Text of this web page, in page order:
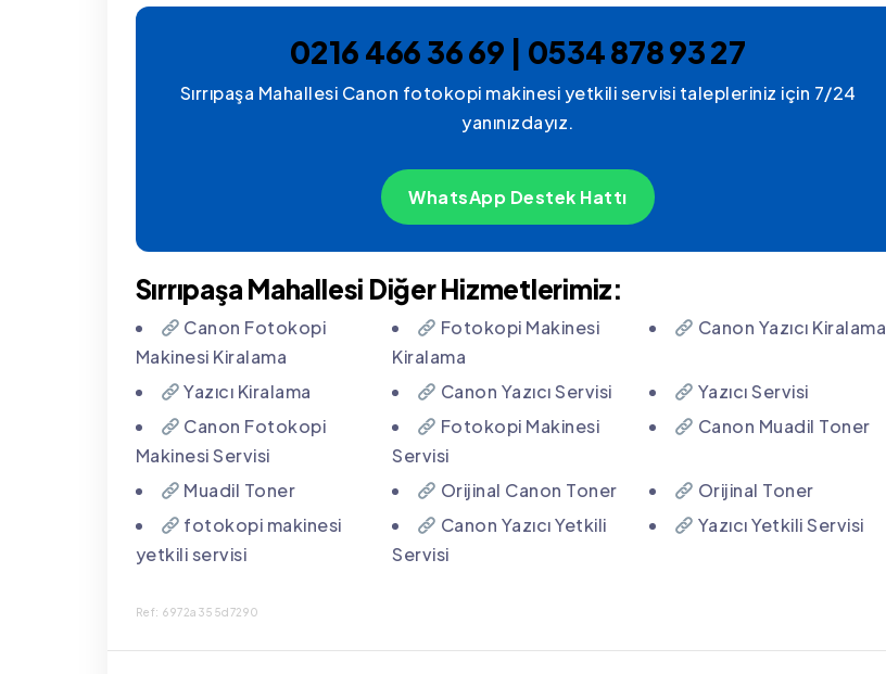
0216 466 36 69 | 0534 878 93 27
Sırrıpaşa Mahallesi Canon fotokopi makinesi yetkili servisi talepleriniz için 7/24
yanınızdayız.
WhatsApp Destek Hattı
Sırrıpaşa Mahallesi Diğer Hizmetlerimiz:
Canon Fotokopi
Makinesi Kiralama
Fotokopi Makinesi
Kiralama
Canon Yazıcı Kiralama
Yazıcı Kiralama Canon Yazıcı Servisi
Yazıcı Servisi
Canon Fotokopi
Makinesi Servisi
Fotokopi Makinesi
Servisi
Canon Muadil Toner
Muadil Toner Orijinal Canon Toner
Orijinal Toner
fotokopi makinesi
yetkili servisi
Canon Yazıcı Yetkili
Servisi
Yazıcı Yetkili Servisi
Ref: 6972a355d7290